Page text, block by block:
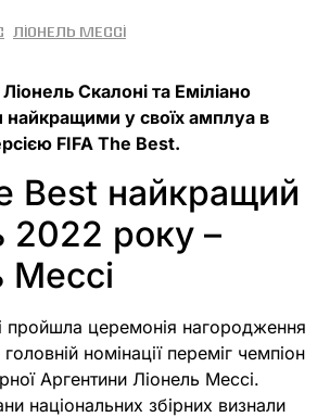
Ліонель Мессі
Скалоні та Еміліано
найкращими у своїх амплуа в
FIFA The Best.
Best найкращий
2022 року –
Мессі
пройшла церемонія нагородження
номінації переміг чемпіон
Аргентини Ліонель Мессі.
національних збірних визнали